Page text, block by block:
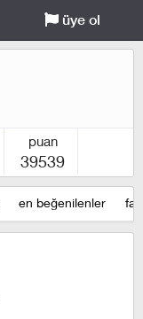
üye ol
puan
39539
en beğenilenler